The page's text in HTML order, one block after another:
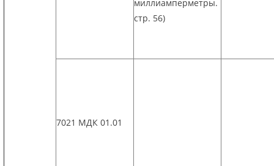
миллиамперметры.
стр. 56)
7021 МДК 01.01